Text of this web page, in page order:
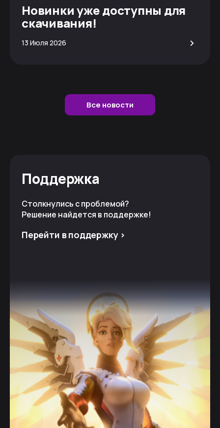
Новинки уже доступны для
скачивания!
13 Июля 2026 >
Все новости
Поддержка
Столкнулись с проблемой?
Решение найдется в поддержке!
Перейти в поддержку >